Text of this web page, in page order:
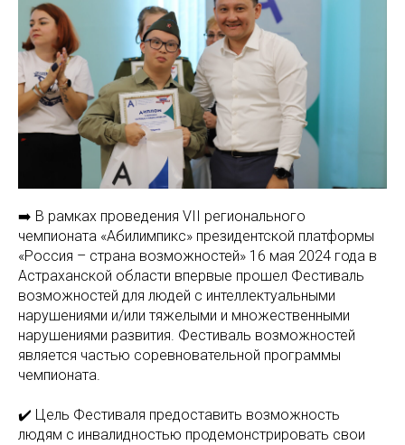
➡️ В рамках проведения VII регионального
чемпионата «Абилимпикс» президентской платформы
«Россия – страна возможностей» 16 мая 2024 года в
Астраханской области впервые прошел Фестиваль
возможностей для людей с интеллектуальными
нарушениями и/или тяжелыми и множественными
нарушениями развития. Фестиваль возможностей
является частью соревновательной программы
чемпионата.
✔️ Цель Фестиваля предоставить возможность
людям с инвалидностью продемонстрировать свои